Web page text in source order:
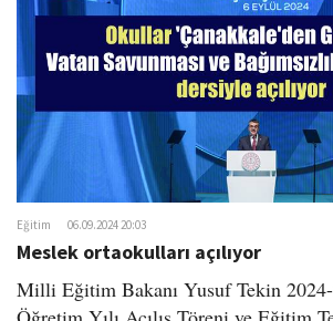
Eğitim 06.09.2024 20:03
Meslek ortaokulları açılıyor​
Milli Eğitim Bakanı Yusuf Tekin